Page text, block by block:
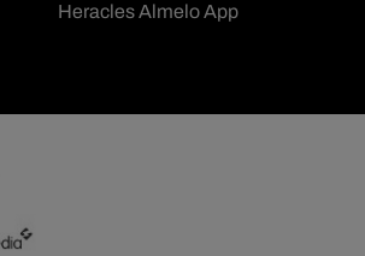
Heracles Almelo App